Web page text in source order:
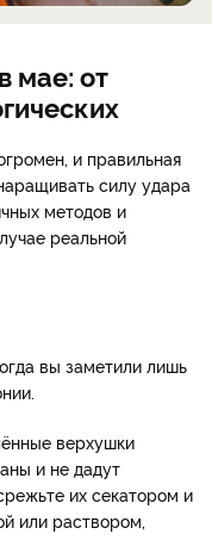
мае: от
и правильная
силу удара
методов и
реальной
вы заметили лишь
верхушки
и не дадут
их секатором и
или раствором,